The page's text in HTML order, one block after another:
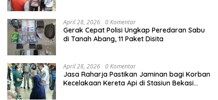
April 28, 2026 0 Komentar
Gerak Cepat Polisi Ungkap Peredaran Sabu
di Tanah Abang, 11 Paket Disita
April 28, 2026 0 Komentar
Jasa Raharja Pastikan Jaminan bagi Korban
Kecelakaan Kereta Api di Stasiun Bekasi